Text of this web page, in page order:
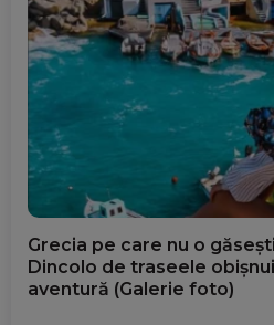
Grecia pe care nu o
Dincolo de traseele
aventură (Galerie foto)